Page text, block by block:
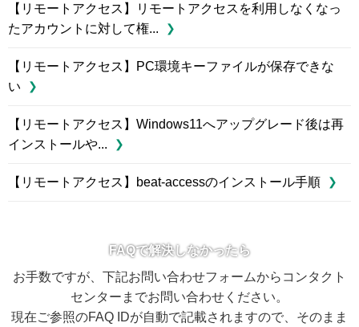
【リモートアクセス】リモートアクセスを利用しなくなっ
たアカウントに対して権...
【リモートアクセス】PC環境キーファイルが保存できな
い
【リモートアクセス】Windows11へアップグレード後は再
インストールや...
【リモートアクセス】beat-accessのインストール手順
FAQで解決しなかったら
お手数ですが、下記お問い合わせフォームからコンタクト
センターまでお問い合わせください。
現在ご参照のFAQ IDが自動で記載されますので、そのまま